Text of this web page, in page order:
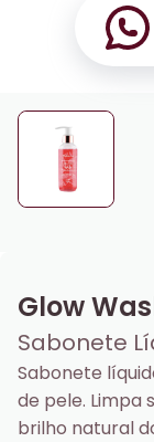
Glow
Sabonete
Sabonete
de pele. Limpa
brilho natural